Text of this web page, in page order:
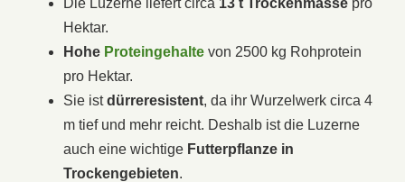
Hektar.
Hohe Proteingehalte von 2500 kg Rohprotein
pro Hektar.
Sie istdürreresistent, da ihr Wurzelwerk circa 4
m tief und mehr reicht. Deshalb ist die Luzerne
auch eine wichtige Futterpflanze in
Trockengebieten.